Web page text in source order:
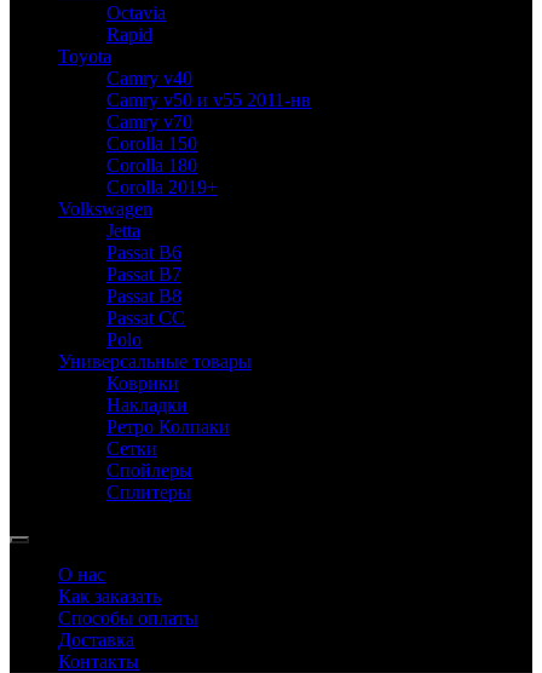
Octavia
Rapid
Toyota
Camry v40
Camry v50 и v55 2011-нв
Camry v70
Corolla 150
Corolla 180
Corolla 2019+
Volkswagen
Jetta
Passat B6
Passat B7
Passat B8
Passat CC
Polo
Универсальные товары
Коврики
Накладки
Ретро Колпаки
Сетки
Спойлеры
Сплитеры
О нас
Как заказать
Способы оплаты
Доставка
Контакты